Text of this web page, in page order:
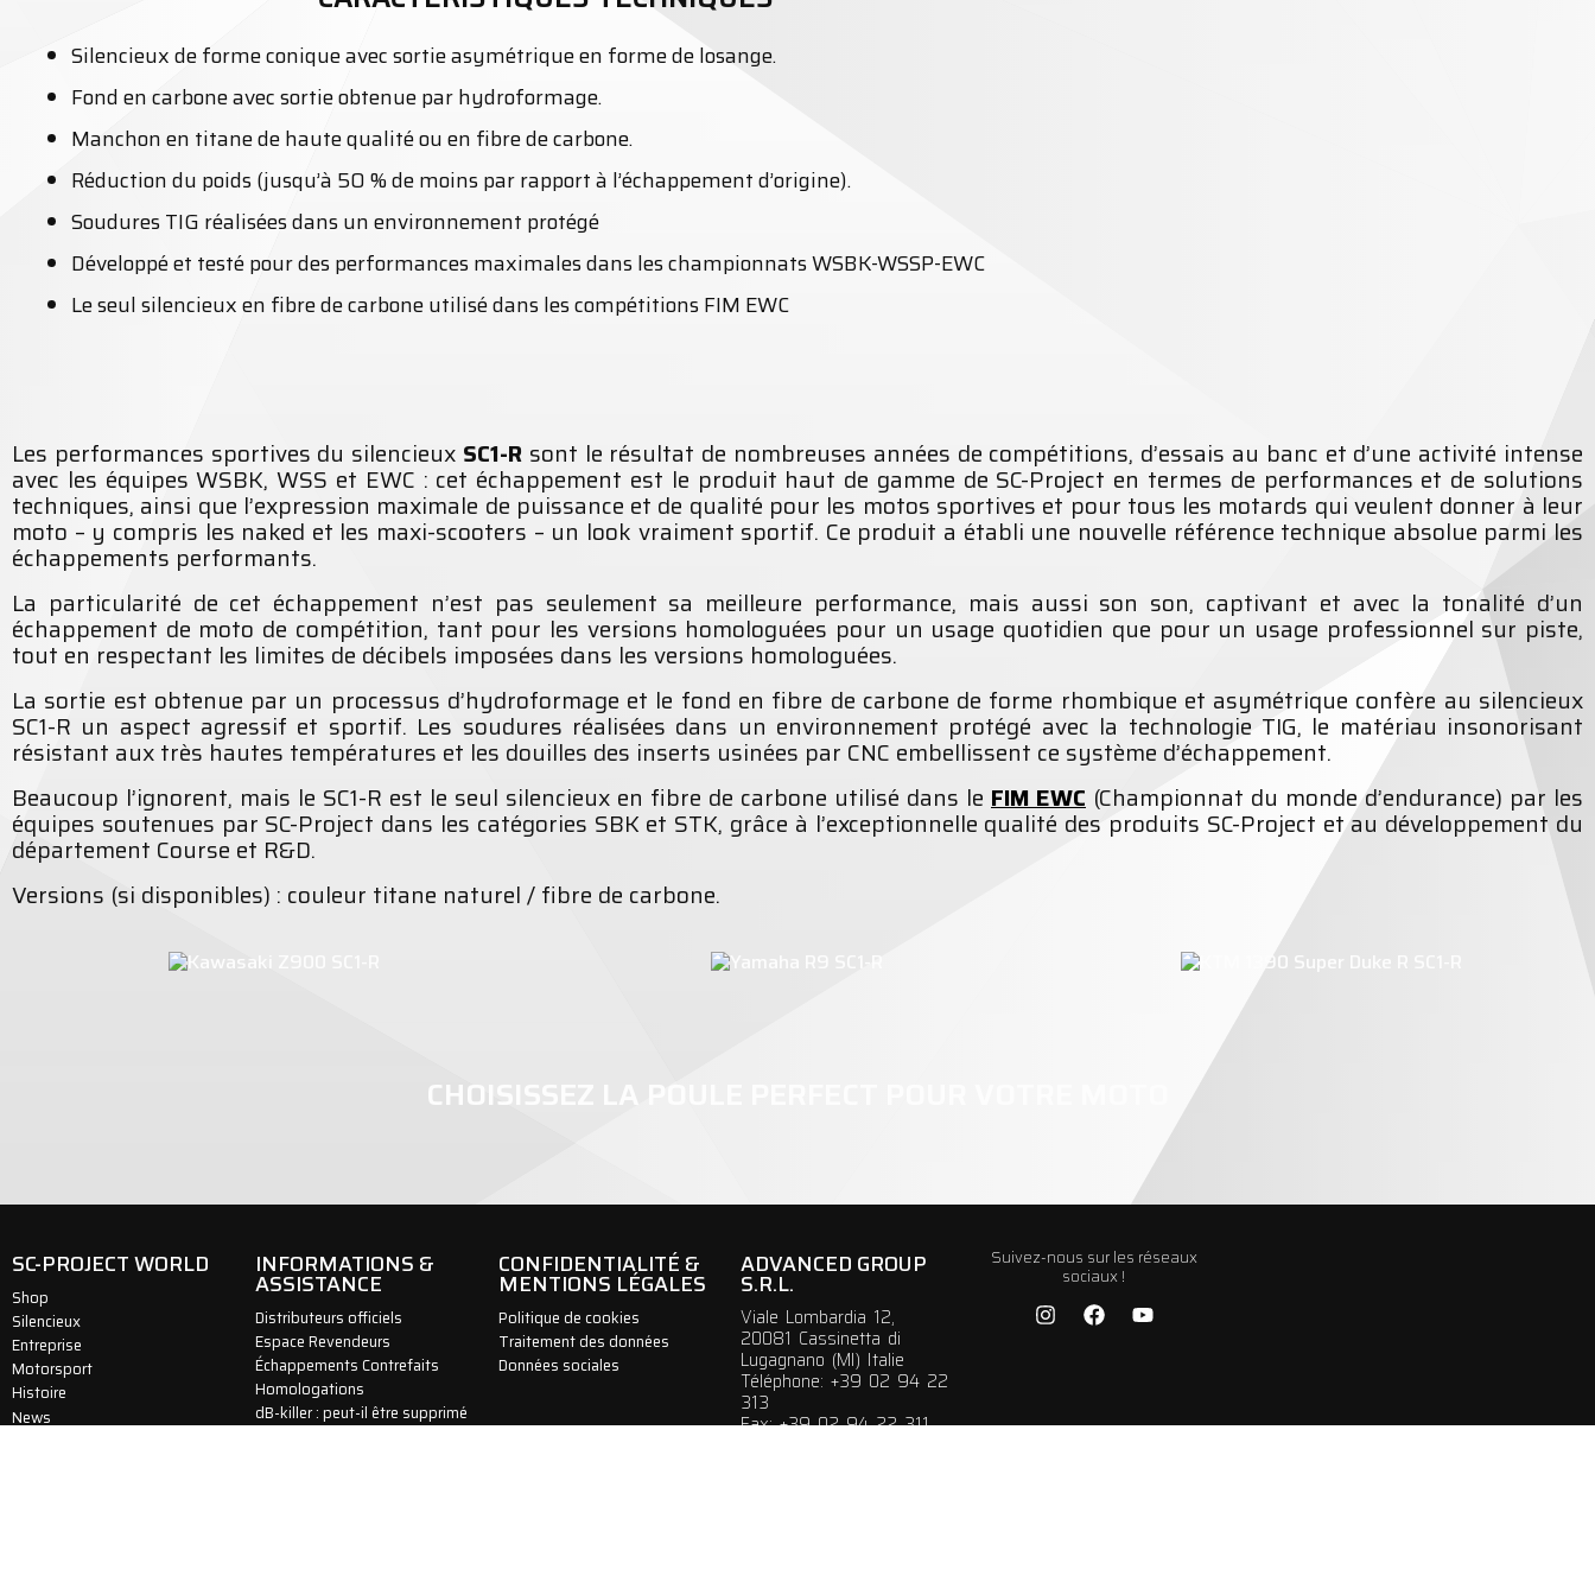
Silencieux de forme conique avec sortie asymétrique en forme de losange.
Fond en carbone avec sortie obtenue par hydroformage.
Manchon en titane de haute qualité ou en fibre de carbone.
Réduction du poids (jusqu’à 50 % de moins par rapport à l’échappement d’origine).
Soudures TIG réalisées dans un environnement protégé
Développé et testé pour des performances maximales dans les championnats WSBK-WSSP-EWC
Le seul silencieux en fibre de carbone utilisé dans les compétitions FIM EWC
Les performances sportives du silencieux SC1-R sont le résultat de nombreuses années de compétitions, d’essais au banc et d’une activité intense
avec les équipes WSBK, WSS et EWC : cet échappement est le produit haut de gamme de SC-Project en termes de performances et de solutions
techniques, ainsi que l’expression maximale de puissance et de qualité pour les motos sportives et pour tous les motards qui veulent donner à leur
moto – y compris les naked et les maxi-scooters – un look vraiment sportif. Ce produit a établi une nouvelle référence technique absolue parmi les
échappements performants.
La particularité de cet échappement n’est pas seulement sa meilleure performance, mais aussi son son, captivant et avec la tonalité d’un
échappement de moto de compétition, tant pour les versions homologuées pour un usage quotidien que pour un usage professionnel sur piste,
tout en respectant les limites de décibels imposées dans les versions homologuées.
La sortie est obtenue par un processus d’hydroformage et le fond en fibre de carbone de forme rhombique et asymétrique confère au silencieux
SC1-R un aspect agressif et sportif. Les soudures réalisées dans un environnement protégé avec la technologie TIG, le matériau insonorisant
résistant aux très hautes températures et les douilles des inserts usinées par CNC embellissent ce système d’échappement.
Beaucoup l’ignorent, mais le SC1-R est le seul silencieux en fibre de carbone utilisé dans le FIM EWC (Championnat du monde d’endurance) par les
équipes soutenues par SC-Project dans les catégories SBK et STK, grâce à l’exceptionnelle qualité des produits SC-Project et au développement du
département Course et R&D.
Versions (si disponibles) : couleur titane naturel / fibre de carbone.
CHOISISSEZ LA POULE PERFECT POUR VOTRE MOTO
SC-PROJECT WORLD
Shop
Silencieux
Entreprise
Motorsport
Histoire
News
INFORMATIONS &
ASSISTANCE
Distributeurs officiels
Espace Revendeurs
Échappements Contrefaits
Homologations
dB-killer : peut-il être supprimé
?
CONFIDENTIALITÉ &
MENTIONS LÉGALES
Politique de cookies
Traitement des données
Données sociales
ADVANCED GROUP
S.R.L.
Viale Lombardia 12,
20081 Cassinetta di
Lugagnano (MI) Italie
Téléphone: +39 02 94 22
313
Fax: +39 02 94 22 311
Suivez-nous sur les réseaux
sociaux !